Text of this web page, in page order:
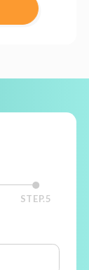
STEP.5